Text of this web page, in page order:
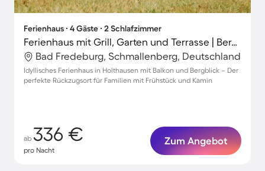
Ferienhaus ∙ 4 Gäste ∙ 2 Schlafzimmer
Ferienhaus mit Grill, Garten und Terrasse | Bergblick
Bad Fredeburg, Schmallenberg, Deutschland
Idyllisches Ferienhaus in Holthausen mit Balkon und Bergblick – Der
perfekte Rückzugsort für Familien mit Frühstück und Kamin
ab 336 €
pro Nacht
Zum Angebot